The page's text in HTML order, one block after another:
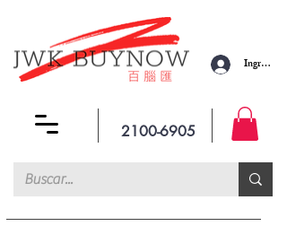
Ingresar
2100-6905